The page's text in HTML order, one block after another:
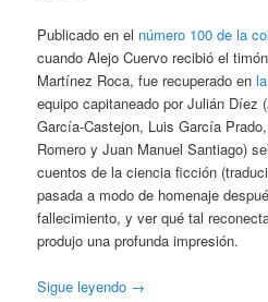
Publicado en el número 100 de la
cuando Alejo Cuervo recibió el
Martínez Roca, fue recuperado en
equipo capitaneado por Julián Díez
García-Castejon, Luis García
Romero y Juan Manuel Santiago)
cuentos de la ciencia ficción
pasada a modo de homenaje
fallecimiento, y ver qué tal
produjo una profunda impresión.
Sigue leyendo →